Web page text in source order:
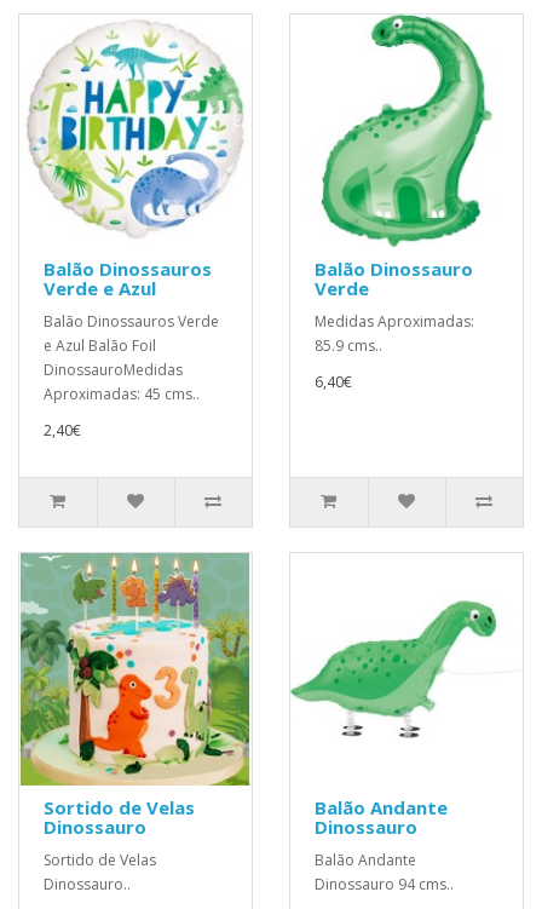
Balão Dinossauros
Verde e Azul
Balão Dinossauros Verde
e Azul Balão Foil
DinossauroMedidas
Aproximadas: 45 cms..
2,40€
Balão Dinossauro
Verde
Medidas Aproximadas:
85.9 cms..
6,40€
Sortido de Velas
Dinossauro
Sortido de Velas
Dinossauro..
Balão Andante
Dinossauro
Balão Andante
Dinossauro 94 cms..